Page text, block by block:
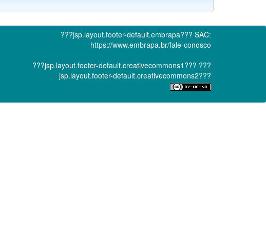
???jsp.layout.footer-default.embrapa??? SAC:
https://www.embrapa.br/fale-conosco
???jsp.layout.footer-default.creativecommons1??? ???
jsp.layout.footer-default.creativecommons2???